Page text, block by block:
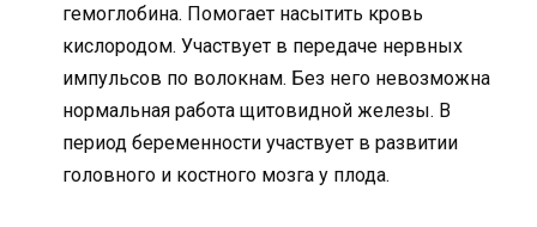
гемоглобина. Помогает насытить кровь
кислородом. Участвует в передаче нервных
импульсов по волокнам. Без него невозможна
нормальная работа щитовидной железы. В
период беременности участвует в развитии
головного и костного мозга у плода.